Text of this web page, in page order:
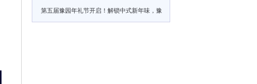
第五届豫园年礼节开启！解锁中式新年味，豫